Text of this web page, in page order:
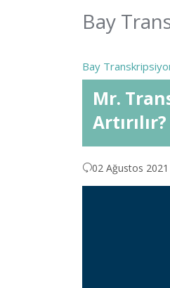
Bay
Bay
Mr.
Artırılır?
02 Ağustos 2021